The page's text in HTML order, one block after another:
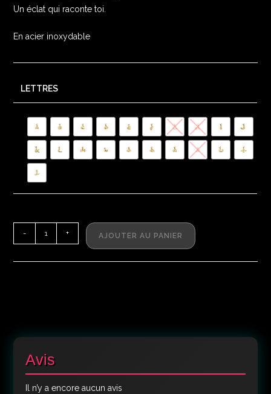
Un éclat qui raconte toi.
En acier inoxydable
LETTRES
- + AJOUTER AU PANIER
Avis
Il n’y a encore aucun avis